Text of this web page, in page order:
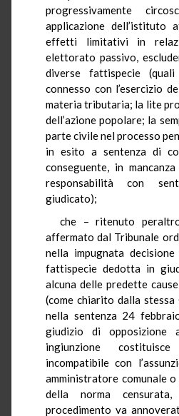
progressivamente
applicazione dell’istituto
effetti limitativi in
elettorato passivo,
diverse fattispecie
connesso con l’esercizio
materia tributaria; la lite
dell’azione popolare; la
parte civile nel processo
in esito a sentenza di
conseguente, in
responsabilità con
giudicato);
che – ritenuto
affermato dal Tribunale
nella impugnata
fattispecie dedotta in
alcuna delle predette
(come chiarito dalla
nella sentenza 24
giudizio di opposizione
ingiunzione
incompatibile con
amministratore comunale
della norma
procedimento va